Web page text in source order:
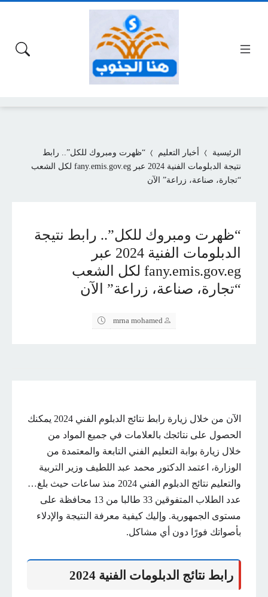
الرئيسية أخبار التعليم
“ظهرت ومبروك للكل”.. رابط
نتيجة الدبلومات الفنية 2024 عبر fany.emis.gov.eg لكل الشعب
“تجارة، صناعة، زراعة” الآن
“ظهرت ومبروك للكل”.. رابط نتيجة
الدبلومات الفنية 2024 عبر
fany.emis.gov.eg لكل الشعب
“تجارة، صناعة، زراعة” الآن
mrna mohamed
الآن من خلال زيارة رابط نتائج الدبلوم الفني 2024 يمكنك
الحصول على نتائجك بالعلامات في جميع المواد من
خلال زيارة بوابة التعليم الفني التابعة والمعتمدة من
الوزارة، اعتمد الدكتور محمد عبد اللطيف وزير التربية
والتعليم نتائج الدبلوم الفني 2024 منذ ساعات حيث بلغ…
عدد الطلاب المتفوقين 33 طالبا من 13 محافظة على
مستوى الجمهورية. وإليك كيفية معرفة النتيجة والإدلاء
بأصواتك فورًا دون أي مشاكل.
رابط نتائج الدبلومات الفنية 2024